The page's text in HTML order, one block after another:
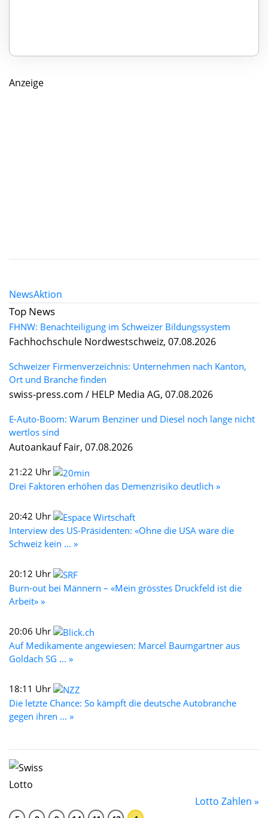
Anzeige
NewsAktion
Top News
FHNW: Benachteiligung im Schweizer Bildungssystem
Fachhochschule Nordwestschweiz, 07.08.2026
Schweizer Firmenverzeichnis: Unternehmen nach Kanton,
Ort und Branche finden
swiss-press.com / HELP Media AG, 07.08.2026
E-Auto-Boom: Warum Benziner und Diesel noch lange nicht
wertlos sind
Autoankauf Fair, 07.08.2026
21:22 Uhr
Drei Faktoren erhöhen das Demenzrisiko deutlich »
20:42 Uhr
Interview des US-Präsidenten: «Ohne die USA wäre die
Schweiz kein ... »
20:12 Uhr
Burn-out bei Männern – «Mein grösstes Druckfeld ist die
Arbeit» »
20:06 Uhr
Auf Medikamente angewiesen: Marcel Baumgartner aus
Goldach SG ... »
18:11 Uhr
Die letzte Chance: So kämpft die deutsche Autobranche
gegen ihren ... »
Lotto Zahlen »